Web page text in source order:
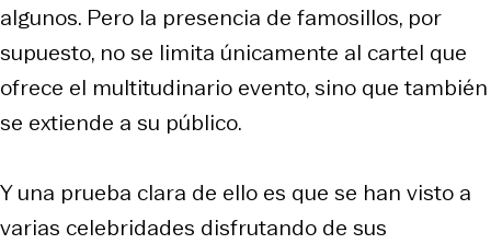
algunos. Pero la presencia de famosillos, por
supuesto, no se limita únicamente al cartel que
ofrece el multitudinario evento, sino que también
se extiende a su público.
Y una prueba clara de ello es que se han visto a
varias celebridades disfrutando de sus